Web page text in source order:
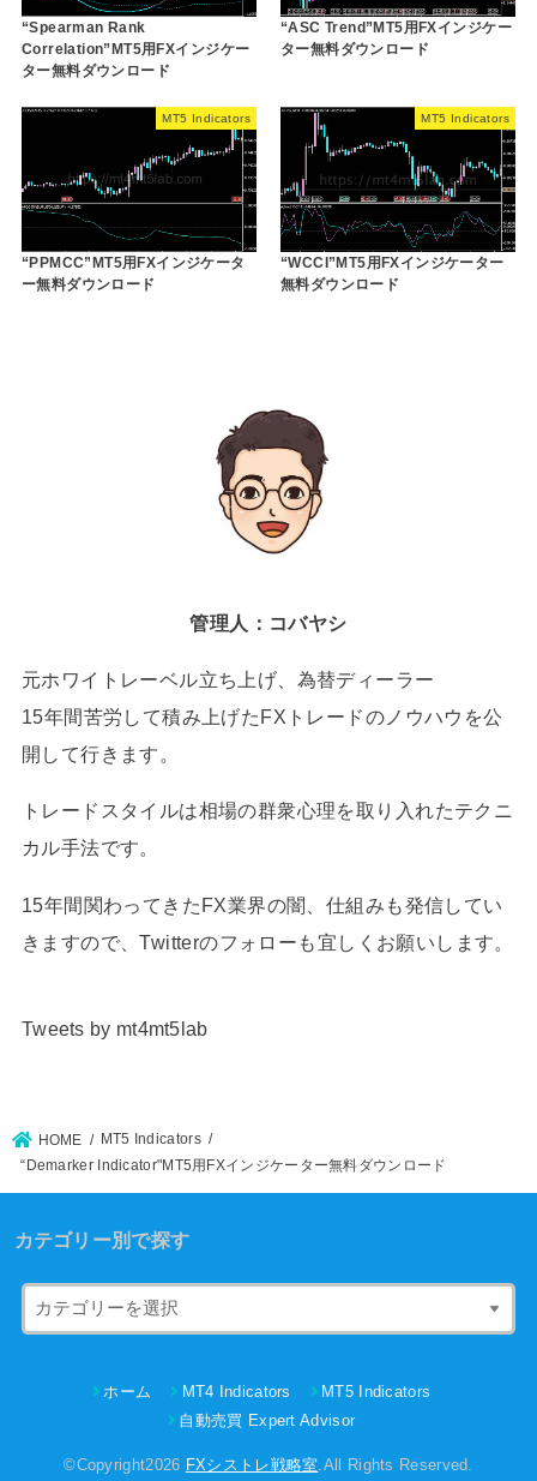
“Spearman Rank
Correlation”MT5用FXインジケー
ター無料ダウンロード
“ASC Trend”MT5用FXインジケー
ター無料ダウンロード
MT5 Indicators
“PPMCC”MT5用FXインジケータ
ー無料ダウンロード
MT5 Indicators
“WCCI”MT5用FXインジケーター
無料ダウンロード
管理人：コバヤシ
元ホワイトレーベル立ち上げ、為替ディーラー
15年間苦労して積み上げたFXトレードのノウハウを公
開して行きます。
トレードスタイルは相場の群衆心理を取り入れたテクニ
カル手法です。
15年間関わってきたFX業界の闇、仕組みも発信してい
きますので、Twitterのフォローも宜しくお願いします。
Tweets by mt4mt5lab
HOME
MT5 Indicators
“Demarker Indicator"MT5用FXインジケーター無料ダウンロード
カテゴリー別で探す
ホーム MT4 Indicators
MT5 Indicators
自動売買 Expert Advisor
©Copyright2026 FXシストレ戦略室.All Rights Reserved.